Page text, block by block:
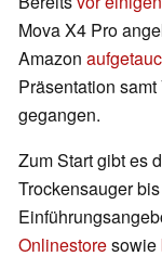
Mova X4 Pro
Amazon
Präsentation
gegangen.
Zum Start gibt es
Trockensauger
Onlinestoresowie